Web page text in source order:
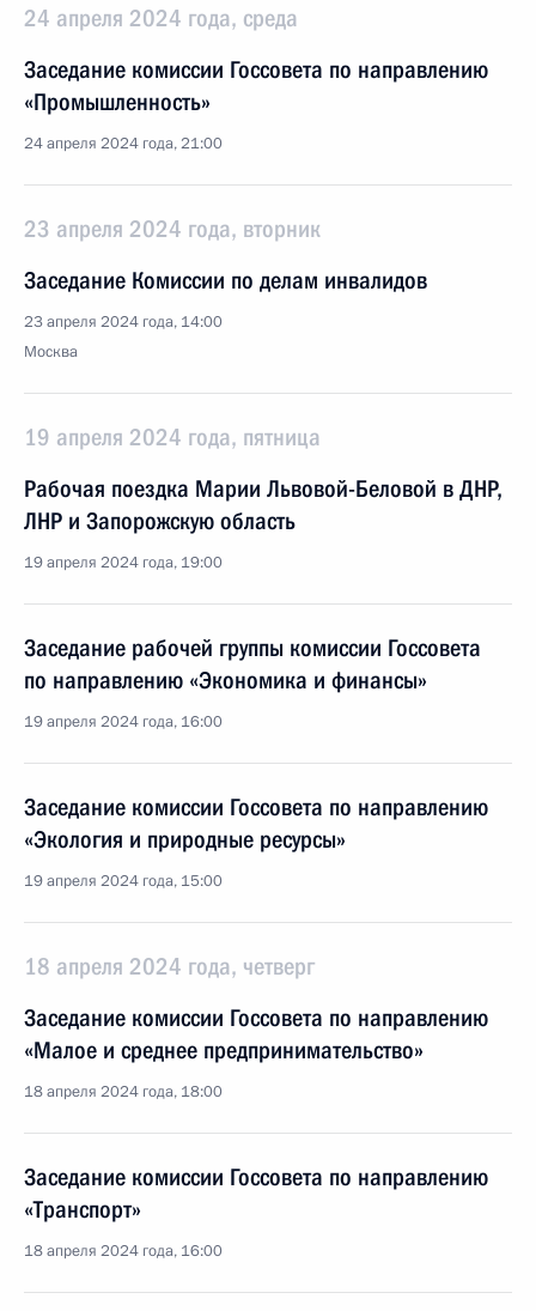
24 апреля 2024 года, среда
Заседание комиссии Госсовета по направлению
«Промышленность»
24 апреля 2024 года, 21:00
23 апреля 2024 года, вторник
Заседание Комиссии по делам инвалидов
23 апреля 2024 года, 14:00
Москва
19 апреля 2024 года, пятница
Рабочая поездка Марии Львовой-Беловой в ДНР,
ЛНР и Запорожскую область
19 апреля 2024 года, 19:00
Заседание рабочей группы комиссии Госсовета
по направлению «Экономика и финансы»
19 апреля 2024 года, 16:00
Заседание комиссии Госсовета по направлению
«Экология и природные ресурсы»
19 апреля 2024 года, 15:00
18 апреля 2024 года, четверг
Заседание комиссии Госсовета по направлению
«Малое и среднее предпринимательство»
18 апреля 2024 года, 18:00
Заседание комиссии Госсовета по направлению
«Транспорт»
18 апреля 2024 года, 16:00